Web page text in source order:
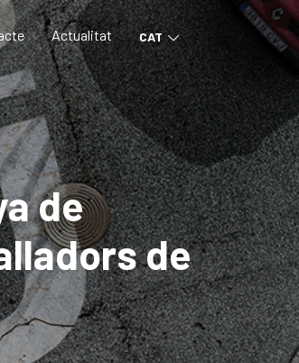
Actualitat CAT
de
de